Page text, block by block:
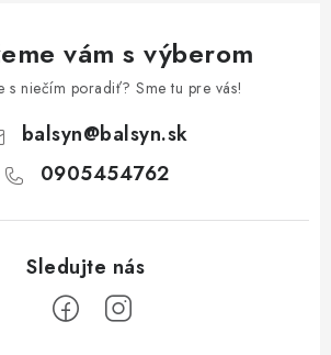
vám s výberom
s niečím poradiť? Sme tu pre vás!
balsyn@balsyn.sk
0905454762